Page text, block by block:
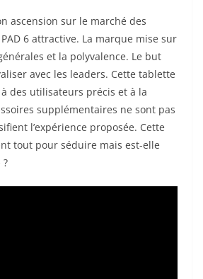
ascension sur le marché des
6 attractive. La marque mise sur
et la polyvalence. Le but
avec les leaders. Cette tablette
des utilisateurs précis et à la
supplémentaires ne sont pas
l’expérience proposée. Cette
tout pour séduire mais est-elle